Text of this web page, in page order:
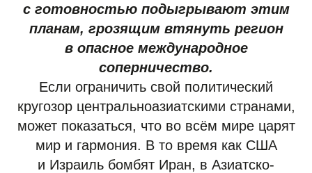
с готовностью подыгрывают этим
планам, грозящим втянуть регион
в опасное международное
соперничество.
Если ограничить свой политический
кругозор центральноазиатскими странами,
может показаться, что во всём мире царят
мир и гармония. В то время как США
и Израиль бомбят Иран, в Азиатско-